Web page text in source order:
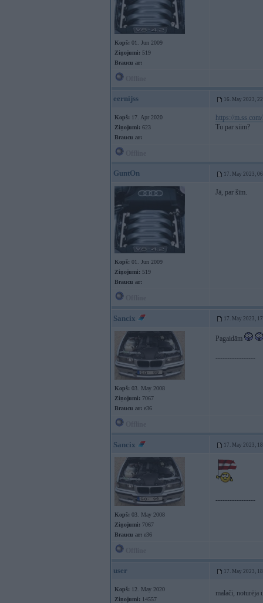
Kopš: 01. Jun 2009
Ziņojumi: 519
Braucu ar:
eernijss 16. May 2023,
Kopš: 17. Apr 2020
Ziņojumi: 623
Braucu ar:
https://
Tu par siim?
GuntOn 17. May 2023,
Kopš: 01. Jun 2009
Ziņojumi: 519
Braucu ar:
Jā, par šīm.
Sancix 17. May 2023,
Kopš: 03. May 2008
Ziņojumi: 7067
Braucu ar: e36
Pagaidām
-----------------
Sancix 17. May 2023,
Kopš: 03. May 2008
Ziņojumi: 7067
Braucu ar: e36
-----------------
user 17. May 2023,
Kopš: 12. May 2020
Ziņojumi: 14557
malači, noturēja